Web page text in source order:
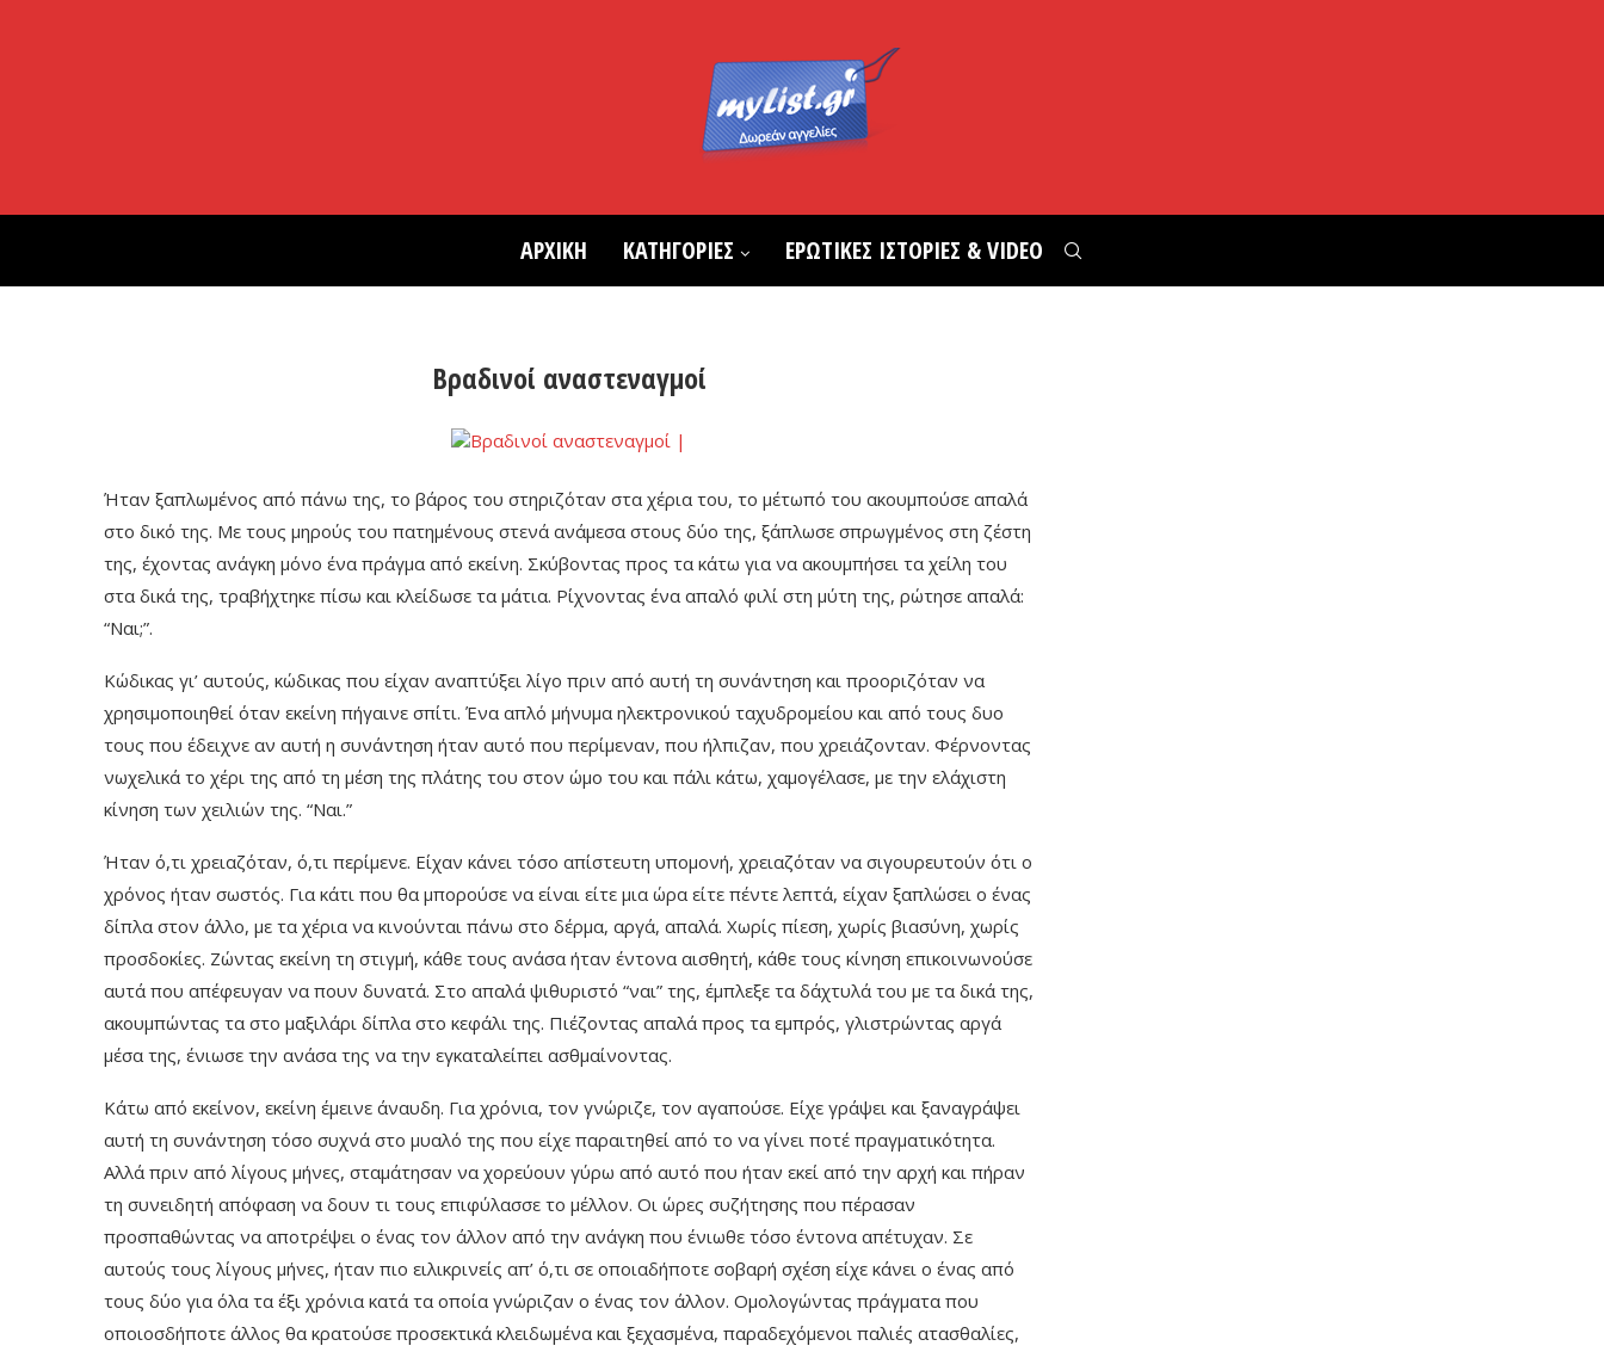
ΑΡΧΙΚΗ ΚΑΤΗΓΟΡΙΕΣ ΕΡΩΤΙΚΕΣ ΙΣΤΟΡΙΕΣ & VIDEO
Βραδινοί αναστεναγμοί
Ήταν ξαπλωμένος από πάνω της, το βάρος του στηριζόταν στα χέρια του, το μέτωπό του ακουμπούσε απαλά
στο δικό της. Με τους μηρούς του πατημένους στενά ανάμεσα στους δύο της, ξάπλωσε σπρωγμένος στη ζέστη
της, έχοντας ανάγκη μόνο ένα πράγμα από εκείνη. Σκύβοντας προς τα κάτω για να ακουμπήσει τα χείλη του
στα δικά της, τραβήχτηκε πίσω και κλείδωσε τα μάτια. Ρίχνοντας ένα απαλό φιλί στη μύτη της, ρώτησε απαλά:
“Ναι;”.
Κώδικας γι’ αυτούς, κώδικας που είχαν αναπτύξει λίγο πριν από αυτή τη συνάντηση και προοριζόταν να
χρησιμοποιηθεί όταν εκείνη πήγαινε σπίτι. Ένα απλό μήνυμα ηλεκτρονικού ταχυδρομείου και από τους δυο
τους που έδειχνε αν αυτή η συνάντηση ήταν αυτό που περίμεναν, που ήλπιζαν, που χρειάζονταν. Φέρνοντας
νωχελικά το χέρι της από τη μέση της πλάτης του στον ώμο του και πάλι κάτω, χαμογέλασε, με την ελάχιστη
κίνηση των χειλιών της. “Ναι.”
Ήταν ό,τι χρειαζόταν, ό,τι περίμενε. Είχαν κάνει τόσο απίστευτη υπομονή, χρειαζόταν να σιγουρευτούν ότι ο
χρόνος ήταν σωστός. Για κάτι που θα μπορούσε να είναι είτε μια ώρα είτε πέντε λεπτά, είχαν ξαπλώσει ο ένας
δίπλα στον άλλο, με τα χέρια να κινούνται πάνω στο δέρμα, αργά, απαλά. Χωρίς πίεση, χωρίς βιασύνη, χωρίς
προσδοκίες. Ζώντας εκείνη τη στιγμή, κάθε τους ανάσα ήταν έντονα αισθητή, κάθε τους κίνηση επικοινωνούσε
αυτά που απέφευγαν να πουν δυνατά. Στο απαλά ψιθυριστό “ναι” της, έμπλεξε τα δάχτυλά του με τα δικά της,
ακουμπώντας τα στο μαξιλάρι δίπλα στο κεφάλι της. Πιέζοντας απαλά προς τα εμπρός, γλιστρώντας αργά
μέσα της, ένιωσε την ανάσα της να την εγκαταλείπει ασθμαίνοντας.
Κάτω από εκείνον, εκείνη έμεινε άναυδη. Για χρόνια, τον γνώριζε, τον αγαπούσε. Είχε γράψει και ξαναγράψει
αυτή τη συνάντηση τόσο συχνά στο μυαλό της που είχε παραιτηθεί από το να γίνει ποτέ πραγματικότητα.
Αλλά πριν από λίγους μήνες, σταμάτησαν να χορεύουν γύρω από αυτό που ήταν εκεί από την αρχή και πήραν
τη συνειδητή απόφαση να δουν τι τους επιφύλασσε το μέλλον. Οι ώρες συζήτησης που πέρασαν
προσπαθώντας να αποτρέψει ο ένας τον άλλον από την ανάγκη που ένιωθε τόσο έντονα απέτυχαν. Σε
αυτούς τους λίγους μήνες, ήταν πιο ειλικρινείς απ’ ό,τι σε οποιαδήποτε σοβαρή σχέση είχε κάνει ο ένας από
τους δύο για όλα τα έξι χρόνια κατά τα οποία γνώριζαν ο ένας τον άλλον. Ομολογώντας πράγματα που
οποιοσδήποτε άλλος θα κρατούσε προσεκτικά κλειδωμένα και ξεχασμένα, παραδεχόμενοι παλιές ατασθαλίες,